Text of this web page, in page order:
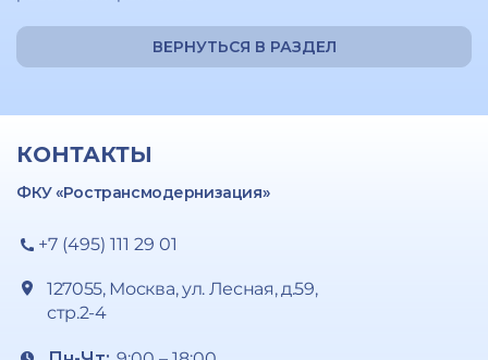
ВЕРНУТЬСЯ В РАЗДЕЛ
КОНТАКТЫ
ФКУ «Ространсмодернизация»
+7 (495) 111 29 01
127055, Москва, ул. Лесная, д.59,
стр.2-4